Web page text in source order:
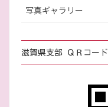
写真ギャラリー
滋賀県支部 ＱＲコード